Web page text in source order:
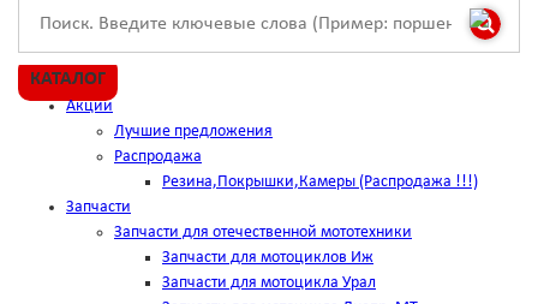
КАТАЛОГ
Акции
Лучшие предложения
Распродажа
Резина,Покрышки,Камеры (Распродажа !!!)
Запчасти
Запчасти для отечественной мототехники
Запчасти для мотоциклов Иж
Запчасти для мотоцикла Урал